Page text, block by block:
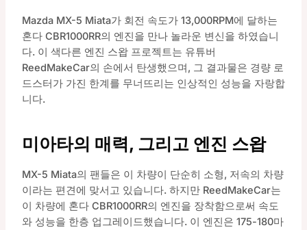
Mazda MX-5 Miata가 회전 속도가 13,000RPM에 달하는
혼다 CBR1000RR의 엔진을 만나 놀라운 변신을 하였습니
다. 이 색다른 엔진 스왑 프로젝트는 유튜버
ReedMakeCar의 손에서 탄생했으며, 그 결과물은 경량 로
드스터가 가진 한계를 무너뜨리는 인상적인 성능을 자랑합
니다.
미아타의 매력, 그리고 엔진 스왑
MX-5 Miata의 팬들은 이 차량이 단순히 소형, 저속의 차량
이라는 편견에 맞서고 있습니다. 하지만 ReedMakeCar는
이 차량에 혼다 CBR1000RR의 엔진을 장착함으로써 속도
와 성능을 한층 업그레이드했습니다. 이 엔진은 175-180마